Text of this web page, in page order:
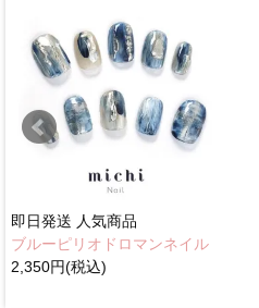
即日発送 人気商品
ブルーピリオドロマンネイル
2,350円(税込)